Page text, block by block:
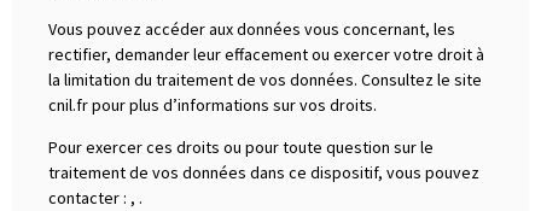
Vous pouvez accéder aux données vous concernant, les
rectifier, demander leur effacement ou exercer votre droit à
la limitation du traitement de vos données. Consultez le site
cnil.fr pour plus d’informations sur vos droits.
Pour exercer ces droits ou pour toute question sur le
traitement de vos données dans ce dispositif, vous pouvez
contacter : , .